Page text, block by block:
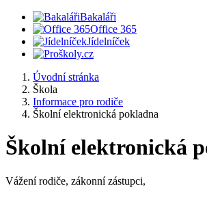
Bakaláři
Office 365
Jídelníček
Úvodní stránka
Škola
Informace pro rodiče
Školní elektronická pokladna
Školní elektronická
Vážení rodiče, zákonní zástupci,